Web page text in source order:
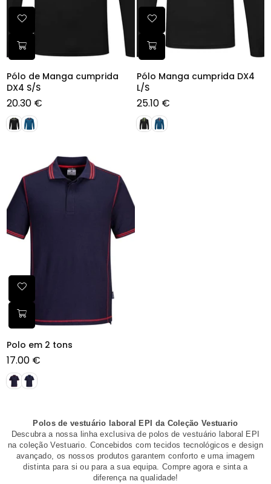
Pólo de Manga cumprida
DX4 S/S
Preço
normal
20.30 €
Pólo Manga cumprida DX4
L/S
Preço
normal
25.10 €
Polo em 2 tons
Preço
normal
17.00 €
Polos de vestuário laboral EPI da Coleção Vestuario
Descubra a nossa linha exclusiva de polos de vestuário laboral EPI
na coleção Vestuario. Concebidos com tecidos tecnológicos e design
avançado, os nossos produtos garantem conforto e uma imagem
distinta para si ou para a sua equipa. Compre agora e sinta a
diferença na qualidade!